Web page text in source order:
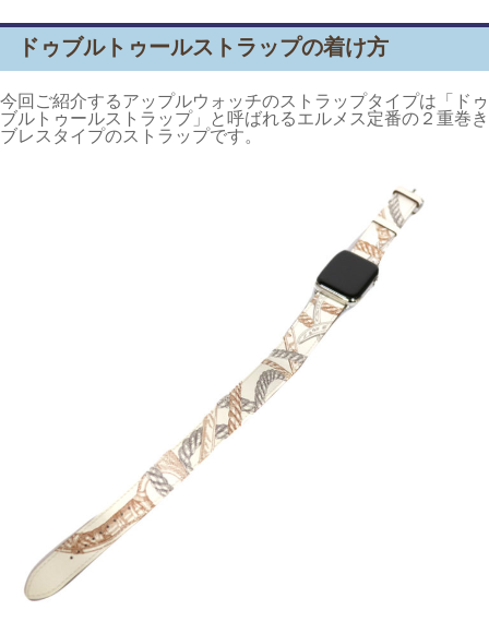
ドゥブルトゥールストラップの着け方
今回ご紹介するアップルウォッチのストラップタイプは「ドゥ
ブルトゥールストラップ」と呼ばれるエルメス定番の２重巻き
ブレスタイプのストラップです。